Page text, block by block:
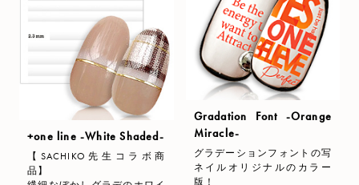
+one line -White Shaded-
【SACHIKO先生コラボ商
品】
Gradation Font -Orange
Miracle-
グラデーションフォントの写
ネイルオリジナルのカラー
版！